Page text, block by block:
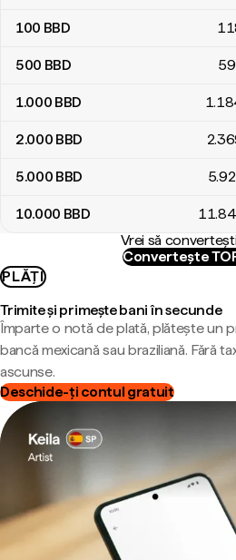
100 BBD
500 BBD
1.000 BBD
2.000 BBD
5.000 BBD
10.000 BBD
Vrei să
Convertește
PLĂȚI
Trimite și primește bani în secunde
Împarte o notă de plată, plătește un
bancă mexicană sau braziliană. Fără
ascunse.
Deschide-ți contul gratuit